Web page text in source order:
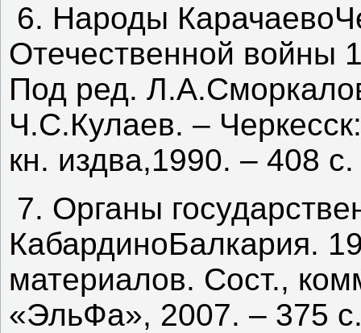
6. Народы
Отечественной войны
Под ред.
Ч.С.Кулаев. –
кн. издва,1990. – 408 с.
7. Органы
КабардиноБалкария.
материалов. Сост.,
«ЭльФа», 2007. – 375